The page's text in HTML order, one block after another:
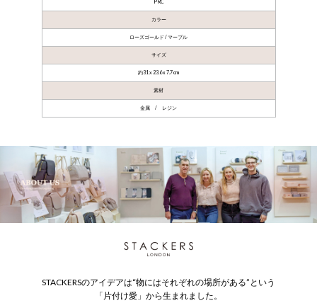
PRC
カラー
ローズゴールド / マーブル
サイズ
約31 x 23.6 x 7.7 cm
素材
金属 / レジン
STACKERSのアイデアは“物にはそれぞれの場所がある”という
「片付け愛」から生まれました。